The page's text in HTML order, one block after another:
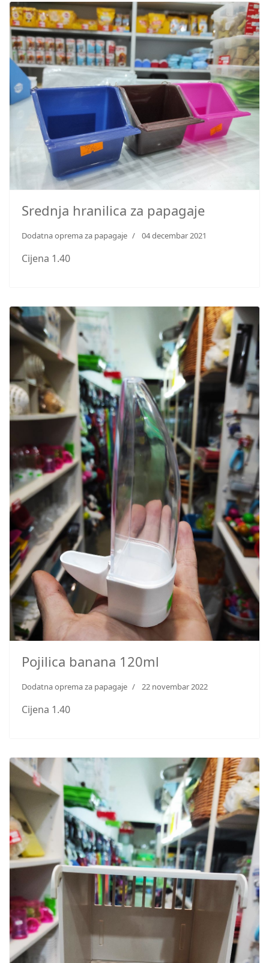
Srednja hranilica za papagaje
Dodatna oprema za papagaje 04 decembar 2021
Cijena 1.40
Pojilica banana 120ml
Dodatna oprema za papagaje 22 novembar 2022
Cijena 1.40